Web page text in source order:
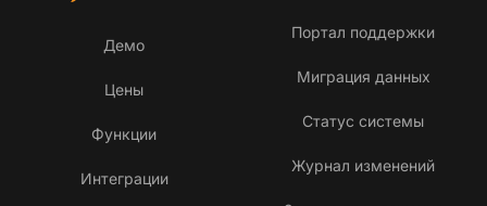
Демо
Цены
Функции
Интеграции
Портал поддержки
Миграция данных
Статус системы
Журнал изменений